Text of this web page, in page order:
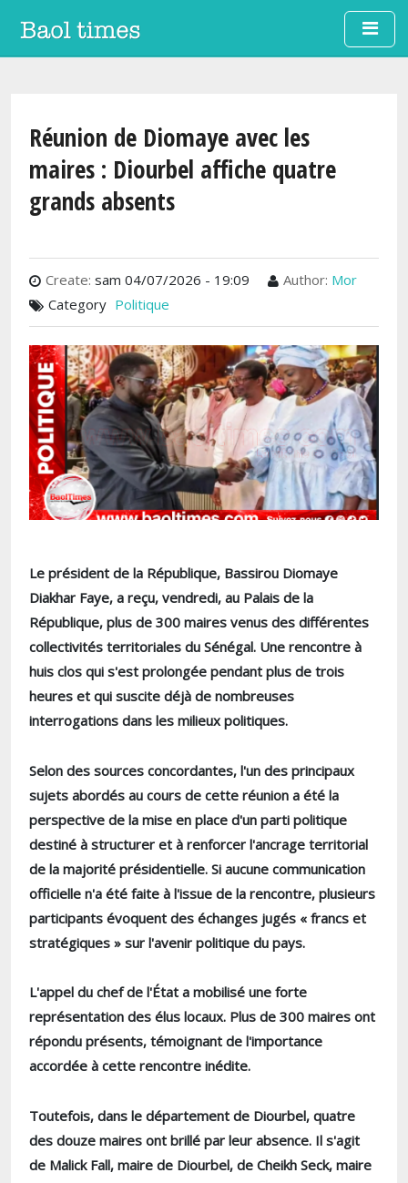
Aller au contenu principal
Réunion de Diomaye avec les
maires : Diourbel affiche quatre
grands absents
Create: sam 04/07/2026 - 19:09 Author: Mor
Category Politique
Le président de la République, Bassirou Diomaye
Diakhar Faye, a reçu, vendredi, au Palais de la
République, plus de 300 maires venus des différentes
collectivités territoriales du Sénégal. Une rencontre à
huis clos qui s'est prolongée pendant plus de trois
heures et qui suscite déjà de nombreuses
interrogations dans les milieux politiques.
Selon des sources concordantes, l'un des principaux
sujets abordés au cours de cette réunion a été la
perspective de la mise en place d'un parti politique
destiné à structurer et à renforcer l'ancrage territorial
de la majorité présidentielle. Si aucune communication
officielle n'a été faite à l'issue de la rencontre, plusieurs
participants évoquent des échanges jugés « francs et
stratégiques » sur l'avenir politique du pays.
L'appel du chef de l'État a mobilisé une forte
représentation des élus locaux. Plus de 300 maires ont
répondu présents, témoignant de l'importance
accordée à cette rencontre inédite.
Toutefois, dans le département de Diourbel, quatre
des douze maires ont brillé par leur absence. Il s'agit
de Malick Fall, maire de Diourbel, de Cheikh Seck, maire